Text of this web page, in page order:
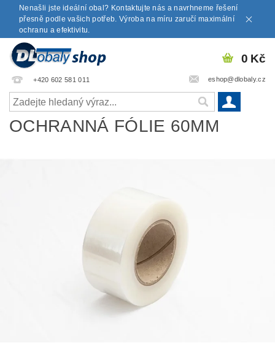
Nenašli jste ideální obal? Kontaktujte nás a navrhneme řešení
přesně podle vašich potřeb. Výroba na míru zaručí maximální
ochranu a efektivitu.
+420 602 581 011 eshop@dlobaly.cz
0 Kč
OCHRANNÁ FÓLIE 60MM